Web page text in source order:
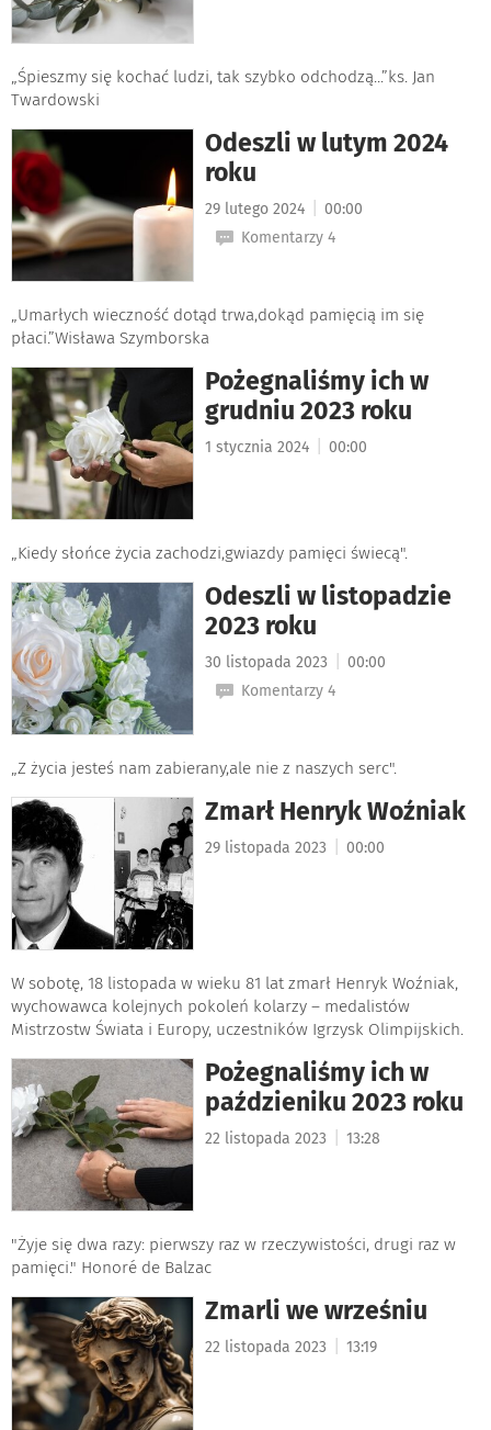
„Śpieszmy się kochać ludzi, tak szybko odchodzą...”ks. Jan
Twardowski
Odeszli w lutym 2024
roku
29 lutego 2024
00:00
Komentarzy 4
„Umarłych wieczność dotąd trwa,dokąd pamięcią im się
płaci.”Wisława Szymborska
Pożegnaliśmy ich w
grudniu 2023 roku
1 stycznia 2024 00:00
„Kiedy słońce życia zachodzi,gwiazdy pamięci świecą".
Odeszli w listopadzie
2023 roku
30 listopada 2023
00:00
Komentarzy 4
„Z życia jesteś nam zabierany,ale nie z naszych serc".
Zmarł Henryk Woźniak
29 listopada 2023 00:00
W sobotę, 18 listopada w wieku 81 lat zmarł Henryk Woźniak,
wychowawca kolejnych pokoleń kolarzy – medalistów
Mistrzostw Świata i Europy, uczestników Igrzysk Olimpijskich.
Pożegnaliśmy ich w
paździeniku 2023 roku
22 listopada 2023 13:28
"Żyje się dwa razy: pierwszy raz w rzeczywistości, drugi raz w
pamięci." Honoré de Balzac
Zmarli we wrześniu
22 listopada 2023 13:19